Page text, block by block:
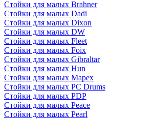
Стойки для малых Brahner
Стойки для малых Dadi
Стойки для малых Dixon
Стойки для малых DW
Стойки для малых Fleet
Стойки для малых Foix
Стойки для малых Gibraltar
Стойки для малых Hun
Стойки для малых Mapex
Стойки для малых PC Drums
Стойки для малых PDP
Стойки для малых Peace
Стойки для малых Pearl